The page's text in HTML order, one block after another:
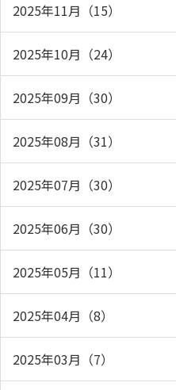
2025年11月（15）
2025年10月（24）
2025年09月（30）
2025年08月（31）
2025年07月（30）
2025年06月（30）
2025年05月（11）
2025年04月（8）
2025年03月（7）